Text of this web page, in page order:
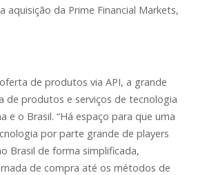
aquisição da Prime Financial Markets,
de produtos via API, a grande
de produtos e serviços de tecnologia
e o Brasil. “Há espaço para que uma
por parte grande de players
Brasil de forma simplificada,
de compra até os métodos de